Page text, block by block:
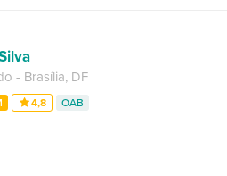
- Brasília, DF
4,8 OAB